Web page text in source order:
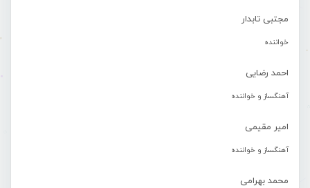
مجتبی تابدار
خواننده
احمد رضایی
آهنگساز و خواننده
امیر مقیمی
آهنگساز و خواننده
محمد بهرامی